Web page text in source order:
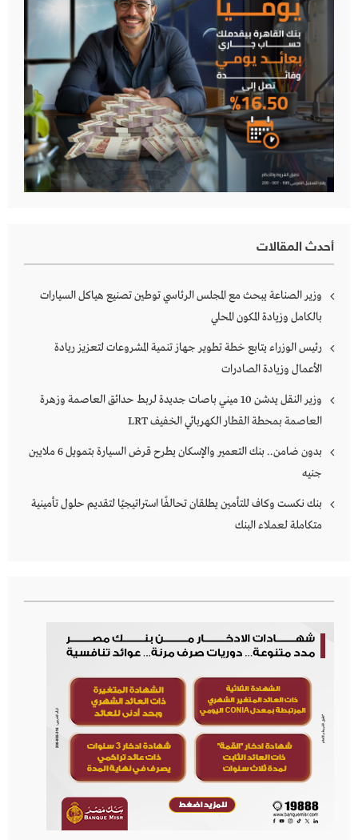
أحدث المقالات
وزير الصناعة يبحث مع المجلس الرئاسي توطين تصنيع هياكل السيارات
بالكامل وزيادة المكون المحلي
رئيس الوزراء يتابع خطة تطوير جهاز تنمية المشروعات لتعزيز ريادة
الأعمال وزيادة الصادرات
وزير النقل يدشن 10 ميني باصات جديدة لربط حدائق العاصمة وزهرة
العاصمة بمحطة القطار الكهربائي الخفيف LRT
بدون ضامن.. بنك التعمير والإسكان يطرح قرض السيارة بتمويل 6 ملايين
جنيه
بنك نكست وكاف للتأمين يطلقان تحالفًا استراتيجيًا لتقديم حلول تأمينية
متكاملة لعملاء البنك